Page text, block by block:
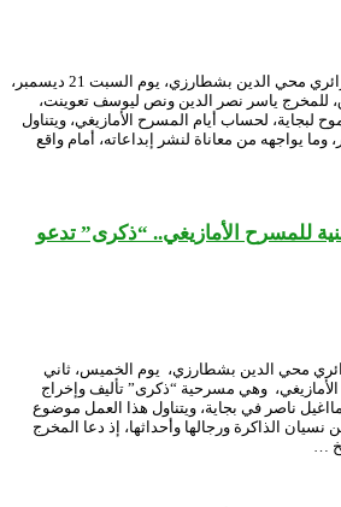
عرضت بالمسرح الوطني الجزائري محي الدين بشطارزي، يوم السبت 21 ديسمبر،
للمخرج ياسر نصر الدين ونص ليوسف تعوينت،
لبجاية، لحساب أيام المسرح الأمازيغي، ويتناول
يواجهه من معاناة لنشر إبداعاته، أمام واقع
للمسرح الأمازيغي.. “ذكرى” تدعو
محي الدين بشطارزي، يوم الخميس، ثاني
وهي مسرحية “ذكرى” تأليف وإخراج
ناصر في بجاية، ويتناول هذا العمل موضوع
الذاكرة ورجالها وأحداثها، إذ دعا المخرج
…